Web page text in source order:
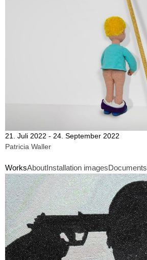
21. Juli 2022 - 24. September 2022
Patricia Waller
WorksAboutInstallation imagesDocuments